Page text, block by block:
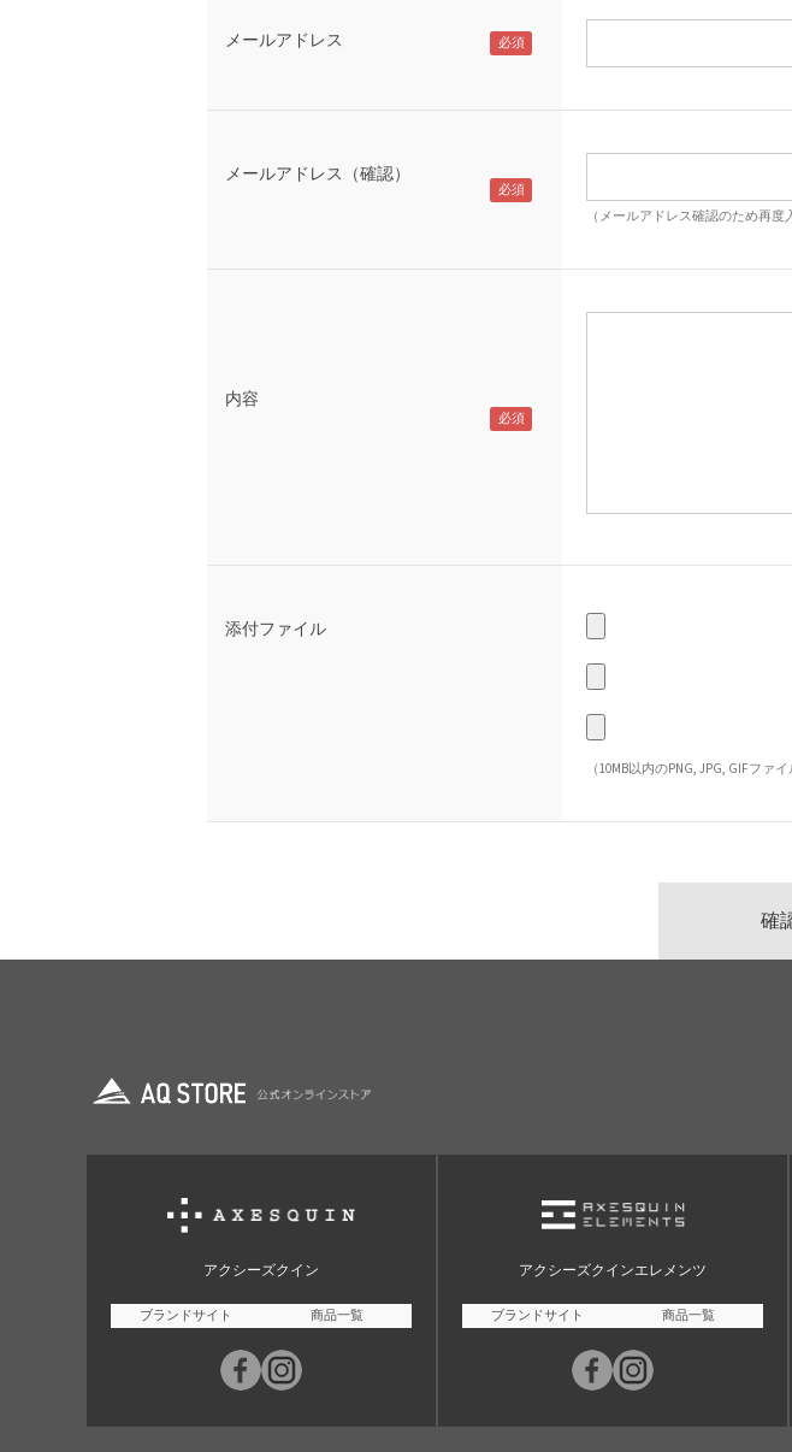
メールアドレス
メールアドレス（確認）
（メールアドレス確認のため再
内容
添付ファイル
（10MB以内のPNG, JPG, GIFファ
アクシーズクイン
ブランドサイト 商品一覧
アクシーズクインエレメンツ
ブランドサイト 商品一覧